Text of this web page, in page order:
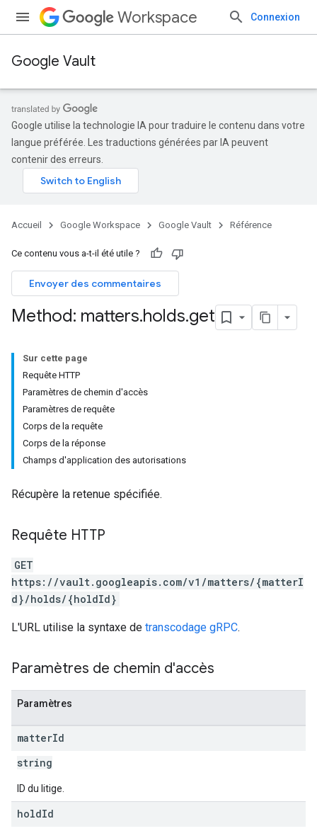
Workspace Connexion
Google Vault
Google utilise la technologie IA pour traduire le contenu dans votre
langue préférée. Les traductions générées par IA peuvent
contenir des erreurs.
Accueil Google Workspace Google Vault Référence
Ce contenu vous a-t-il été utile ?
Envoyer des commentaires
Method: matters.holds.get
Sur cette page
Requête HTTP
Paramètres de chemin d'accès
Paramètres de requête
Corps de la requête
Corps de la réponse
Champs d'application des autorisations
Récupère la retenue spécifiée.
Requête HTTP
GET
https://vault.googleapis.com/v1/matters/{matterI
d}/holds/{holdId}
L'URL utilise la syntaxe de transcodage gRPC.
Paramètres de chemin d'accès
Paramètres
matterId
string
ID du litige.
holdId